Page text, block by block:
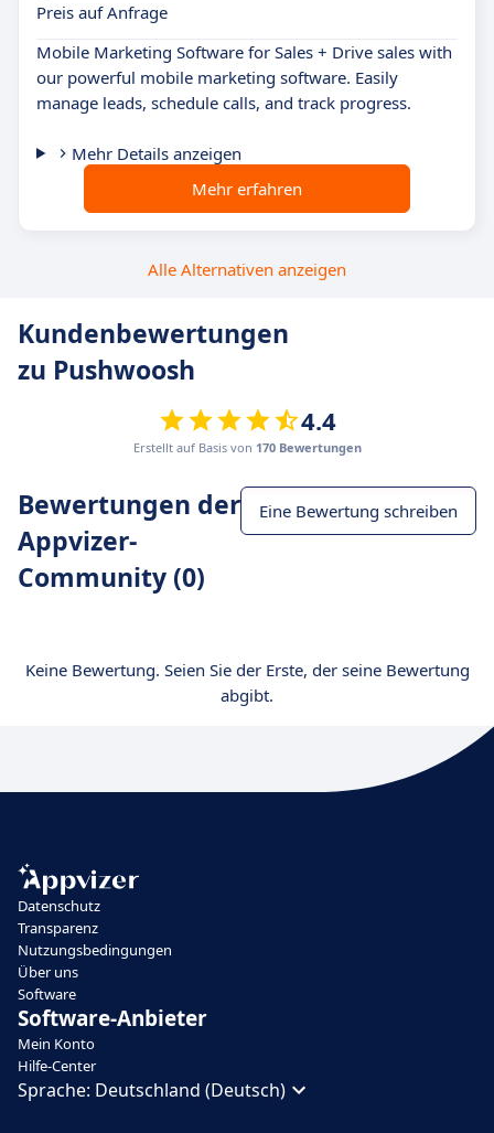
Preis auf Anfrage
Mobile Marketing Software for Sales + Drive sales with
our powerful mobile marketing software. Easily
manage leads, schedule calls, and track progress.
Mehr Details anzeigen
Mehr erfahren
Alle Alternativen anzeigen
Kundenbewertungen
zu Pushwoosh
4.4
Erstellt auf Basis von 170 Bewertungen
Bewertungen der
Appvizer-
Community (0)
Eine Bewertung schreiben
Keine Bewertung. Seien Sie der Erste, der seine Bewertung
abgibt.
Datenschutz
Transparenz
Nutzungsbedingungen
Über uns
Software
Software-Anbieter
Mein Konto
Hilfe-Center
Sprache: Deutschland (Deutsch)